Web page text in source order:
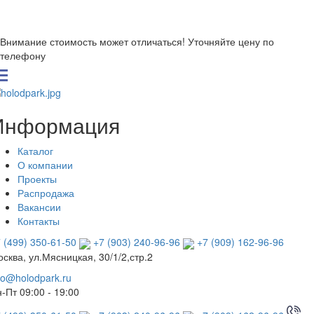
Внимание стоимость может отличаться! Уточняйте цену по
телефону
Каталог
О компании
Проекты
Распродажа
Вакансии
Контакты
(499) 350-61-50
+7 (903) 240-96-96
+7 (909) 162-96-96
ул.Мясницкая, 30/1/2,стр.2
Пт 09:00 - 19:00